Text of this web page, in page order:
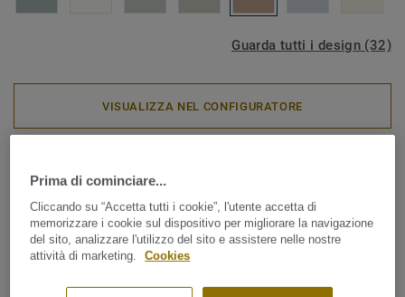
Guarda tutti i design (32)
VISUALIZZA NEL CONFIGURATORE
AQUARELLE WALL HFS - Uni
TERRACOTTA
Disponibile in una gamma di colori naturali e delicati,
Aquarelle Wall HFS è un rivestimento vinilico murale
Prima di cominciare...
Cliccando su “Accetta tutti i cookie”, l'utente accetta di
memorizzare i cookie sul dispositivo per migliorare la navigazione
del sito, analizzare l'utilizzo del sito e assistere nelle nostre
attività di marketing.
Cookies